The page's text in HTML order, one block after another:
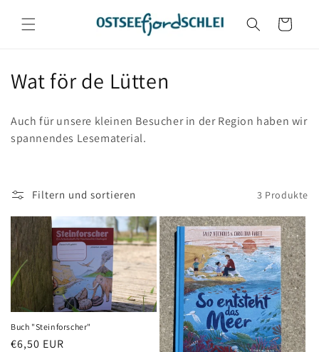
zum
Inhalt
Warenkorb
K
t
g
o
r
i
e
:
Wat för de Lütten
Auch für unsere kleinen Besucher in der Region haben wir
spannendes Lesematerial.
Filtern und sortieren 3 Produkte
Buch "Steinforscher"
Normaler
€6,50 EUR